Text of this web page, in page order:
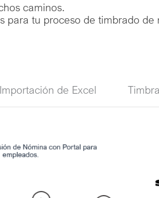
caminos.
para tu proceso de timbrado de
de Excel